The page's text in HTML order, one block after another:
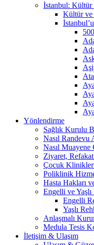
İstanbul: Kültür
Kültür
Yönlendirme
Sağlık Kurulu
Nasıl Randevu
Nasıl Muayene
Ziyaret,
Çocuk
Poliklinik
Hasta Hakları
Engelli ve Yaşlı
Engelli
Yaşlı
Anlaşmalı
Medula Tesis
İletişim & Ulaşım